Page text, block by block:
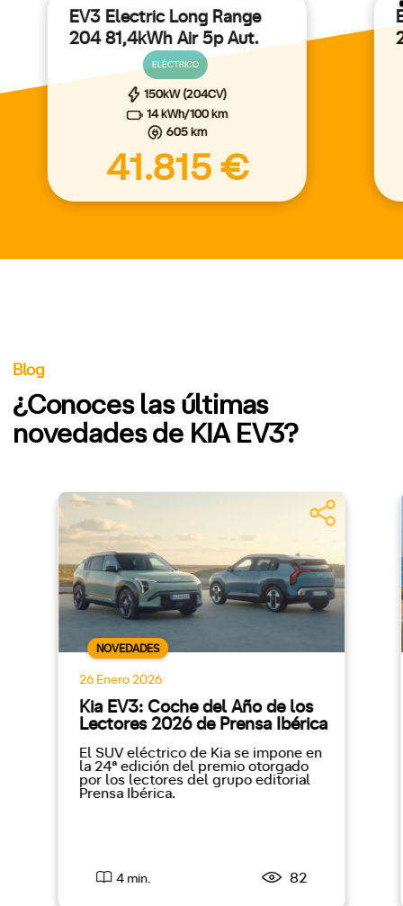
EV3 Electric Long Range
204 81,4kWh Air 5p Aut.
ELÉCTRICO
150kW (204CV)
14 kWh/100 km
605 km
41.815 €
Blog
¿Conoces las últimas
novedades de KIA EV3?
NOVEDADES
26 Enero 2026
Kia EV3: Coche del Año de los
Lectores 2026 de Prensa Ibérica
El SUV eléctrico de Kia se impone en
la 24ª edición del premio otorgado
por los lectores del grupo editorial
Prensa Ibérica.
4 min. 82